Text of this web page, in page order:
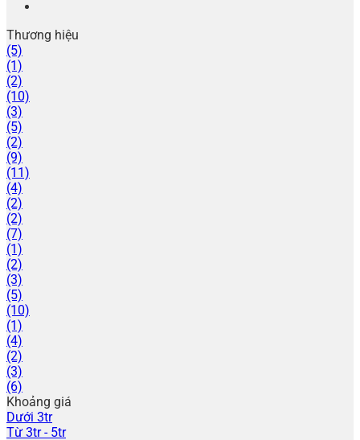
Thương hiệu
(5)
(1)
(2)
(10)
(3)
(5)
(2)
(9)
(11)
(4)
(2)
(2)
(7)
(1)
(2)
(3)
(5)
(10)
(1)
(4)
(2)
(3)
(6)
Khoảng giá
Dưới 3tr
Từ 3tr - 5tr